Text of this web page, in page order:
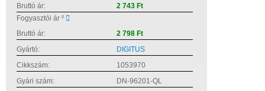
Bruttó ár:
2 743 Ft
Fogyasztói ár ²
Bruttó ár:
2 798 Ft
Gyártó:
DIGITUS
Cikkszám:
1053970
Gyári szám:
DN-96201-QL